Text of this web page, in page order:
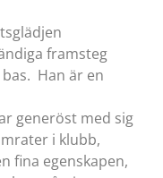
framsteg
Han är en
generöst med sig
i klubb,
fina egenskapen,